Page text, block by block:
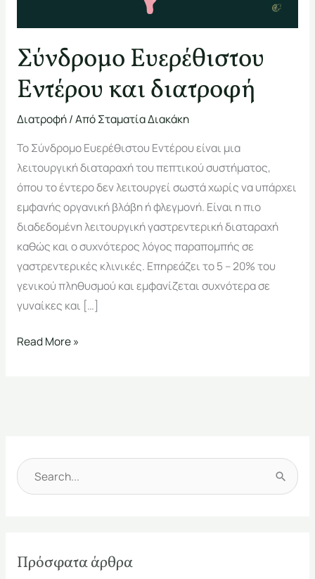
Σύνδρομο Ευερέθιστου
Εντέρου και διατροφή
Διατροφή/ ΑπόΣταματία Διακάκη
Το Σύνδρομο Ευερέθιστου Εντέρου είναι μια
λειτουργική διαταραχή του πεπτικού συστήματος,
όπου το έντερο δεν λειτουργεί σωστά χωρίς να υπάρχει
εμφανής οργανική βλάβη ή φλεγμονή. Είναι η πιο
διαδεδομένη λειτουργική γαστρεντερική διαταραχή
καθώς και ο συχνότερος λόγος παραπομπής σε
γαστρεντερικές κλινικές. Επηρεάζει το 5 – 20% του
γενικού πληθυσμού και εμφανίζεται συχνότερα σε
γυναίκες και […]
Read More »
Α
ή
Πρόσφατα άρθρα